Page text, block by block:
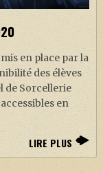
en place par la
des élèves
de Sorcellerie
en
LIRE PLUS